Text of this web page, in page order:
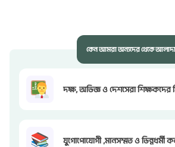
কেন আমরা অন্যদের থেকে
দক্ষ, অভিজ্ঞ ও দেশসেরা শিক্ষকদের
যুগোপোযোগী ,মানসম্মত ও ভিন্নধর্মী